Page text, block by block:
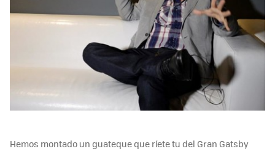
Hemos montado un guateque que ríete tu del Gran Gatsby